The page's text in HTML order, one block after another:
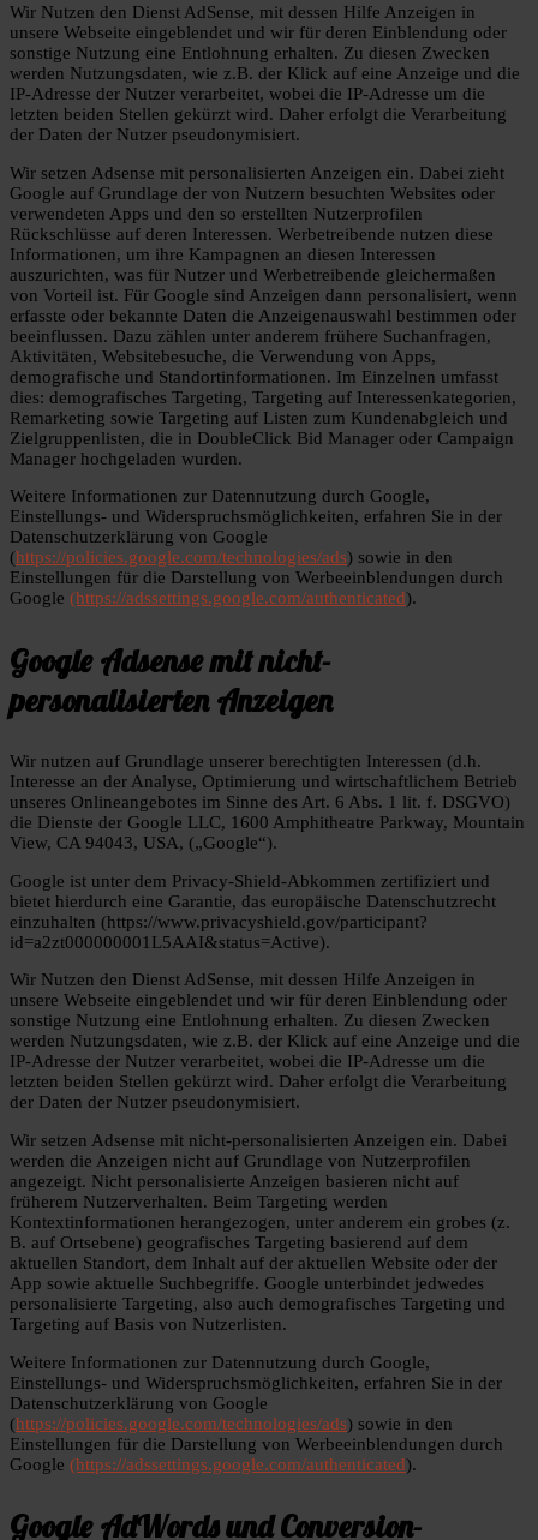
Wir Nutzen den Dienst AdSense, mit dessen Hilfe Anzeigen in
unsere Webseite eingeblendet und wir für deren Einblendung oder
sonstige Nutzung eine Entlohnung erhalten. Zu diesen Zwecken
werden Nutzungsdaten, wie z.B. der Klick auf eine Anzeige und die
IP-Adresse der Nutzer verarbeitet, wobei die IP-Adresse um die
letzten beiden Stellen gekürzt wird. Daher erfolgt die Verarbeitung
der Daten der Nutzer pseudonymisiert.
Wir setzen Adsense mit personalisierten Anzeigen ein. Dabei zieht
Google auf Grundlage der von Nutzern besuchten Websites oder
verwendeten Apps und den so erstellten Nutzerprofilen
Rückschlüsse auf deren Interessen. Werbetreibende nutzen diese
Informationen, um ihre Kampagnen an diesen Interessen
auszurichten, was für Nutzer und Werbetreibende gleichermaßen
von Vorteil ist. Für Google sind Anzeigen dann personalisiert, wenn
erfasste oder bekannte Daten die Anzeigenauswahl bestimmen oder
beeinflussen. Dazu zählen unter anderem frühere Suchanfragen,
Aktivitäten, Websitebesuche, die Verwendung von Apps,
demografische und Standortinformationen. Im Einzelnen umfasst
dies: demografisches Targeting, Targeting auf Interessenkategorien,
Remarketing sowie Targeting auf Listen zum Kundenabgleich und
Zielgruppenlisten, die in DoubleClick Bid Manager oder Campaign
Manager hochgeladen wurden.
Weitere Informationen zur Datennutzung durch Google,
Einstellungs- und Widerspruchsmöglichkeiten, erfahren Sie in der
Datenschutzerklärung von Google
(https://policies.google.com/technologies/ads) sowie in den
Einstellungen für die Darstellung von Werbeeinblendungen durch
Google (https://adssettings.google.com/authenticated).
Google Adsense mit nicht-
personalisierten Anzeigen
Wir nutzen auf Grundlage unserer berechtigten Interessen (d.h.
Interesse an der Analyse, Optimierung und wirtschaftlichem Betrieb
unseres Onlineangebotes im Sinne des Art. 6 Abs. 1 lit. f. DSGVO)
die Dienste der Google LLC, 1600 Amphitheatre Parkway, Mountain
View, CA 94043, USA, („Google“).
Google ist unter dem Privacy-Shield-Abkommen zertifiziert und
bietet hierdurch eine Garantie, das europäische Datenschutzrecht
einzuhalten (https://www.privacyshield.gov/participant?
id=a2zt000000001L5AAI&status=Active).
Wir Nutzen den Dienst AdSense, mit dessen Hilfe Anzeigen in
unsere Webseite eingeblendet und wir für deren Einblendung oder
sonstige Nutzung eine Entlohnung erhalten. Zu diesen Zwecken
werden Nutzungsdaten, wie z.B. der Klick auf eine Anzeige und die
IP-Adresse der Nutzer verarbeitet, wobei die IP-Adresse um die
letzten beiden Stellen gekürzt wird. Daher erfolgt die Verarbeitung
der Daten der Nutzer pseudonymisiert.
Wir setzen Adsense mit nicht-personalisierten Anzeigen ein. Dabei
werden die Anzeigen nicht auf Grundlage von Nutzerprofilen
angezeigt. Nicht personalisierte Anzeigen basieren nicht auf
früherem Nutzerverhalten. Beim Targeting werden
Kontextinformationen herangezogen, unter anderem ein grobes (z.
B. auf Ortsebene) geografisches Targeting basierend auf dem
aktuellen Standort, dem Inhalt auf der aktuellen Website oder der
App sowie aktuelle Suchbegriffe. Google unterbindet jedwedes
personalisierte Targeting, also auch demografisches Targeting und
Targeting auf Basis von Nutzerlisten.
Weitere Informationen zur Datennutzung durch Google,
Einstellungs- und Widerspruchsmöglichkeiten, erfahren Sie in der
Datenschutzerklärung von Google
(https://policies.google.com/technologies/ads) sowie in den
Einstellungen für die Darstellung von Werbeeinblendungen durch
Google (https://adssettings.google.com/authenticated).
Google AdWords und Conversion-